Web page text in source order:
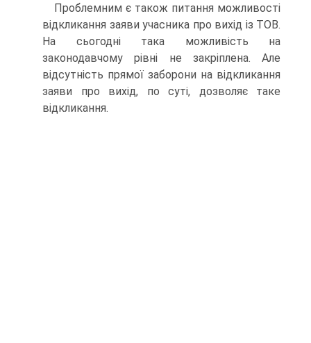
Проблемним є також питання можливості
відкликання заяви учасника про вихід із ТОВ.
На сьогодні така можливість на
законодавчому рівні не закріплена. Але
відсутність прямої заборони на відкликання
заяви про вихід, по суті, дозволяє таке
відкликання.